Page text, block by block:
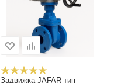
Задвижка JAFAR тип